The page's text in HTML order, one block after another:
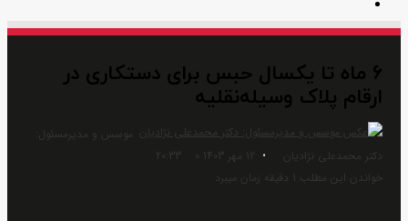
برای
۶ ماه تا یکسال حبس برای دستکاری در
ارقام پلاک وسیله‌نقلیه
موسس و مدیرمسئول:
دکتر محمدعلی نژادیان
ارسال
ایمیل
12 مهر 1403 20:33
0
خواندن این مطلب 1 دقیقه زمان میبرد